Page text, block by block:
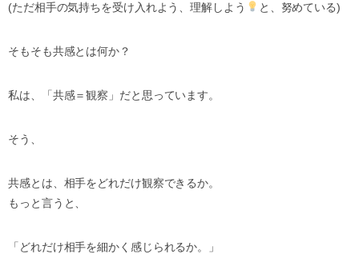
(ただ相手の気持ちを受け入れよう、理解しよう と、努めている)
そもそも共感とは何か？
私は、「共感＝観察」だと思っています。
そう、
共感とは、相手をどれだけ観察できるか。
もっと言うと、
「どれだけ相手を細かく感じられるか。」